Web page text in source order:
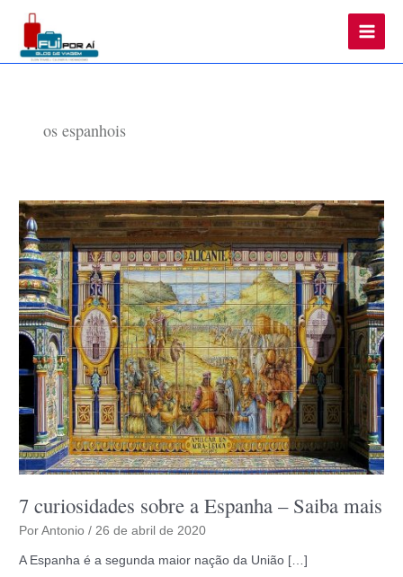
Main
os espanhois
7 curiosidades sobre a Espanha – Saiba mais
PorAntonio/ 26 de abril de 2020
A Espanha é a segunda maior nação da União […]